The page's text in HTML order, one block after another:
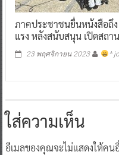
ภาคประชาชนยื่นหนังสือถึ
แรง หลังสนับสนุน เปิดสถ
23 พฤศจิกายน 2023 ^
ใส่ความเห็น
อีเมลของคุณจะไม่แสดงให้คน